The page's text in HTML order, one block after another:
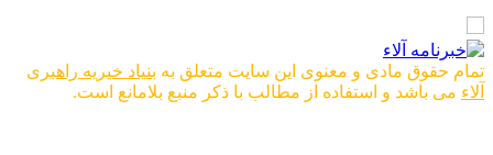
تمام حقوق مادی و معنوی این سایت متعلق به بنیاد خیریه راهبری
آلاء می باشد و استفاده از مطالب با ذکر منبع بلامانع است.